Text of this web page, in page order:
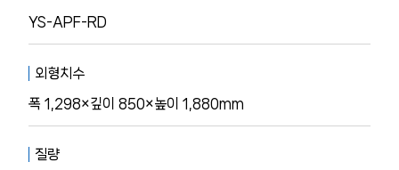
YS-APF-RD
외형치수
폭 1,298×깊이 850×높이 1,880mm
질량